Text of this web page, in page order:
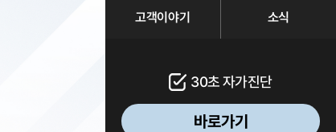
고객이야기 소식
30초 자가진단
바로가기